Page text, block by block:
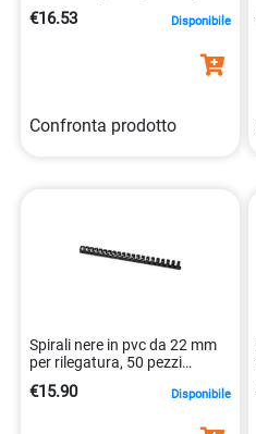
€16.53 Disponibile
Confronta prodotto
Spirali nere in pvc da 22 mm
per rilegatura, 50 pezzi
€15.90 Disponibile